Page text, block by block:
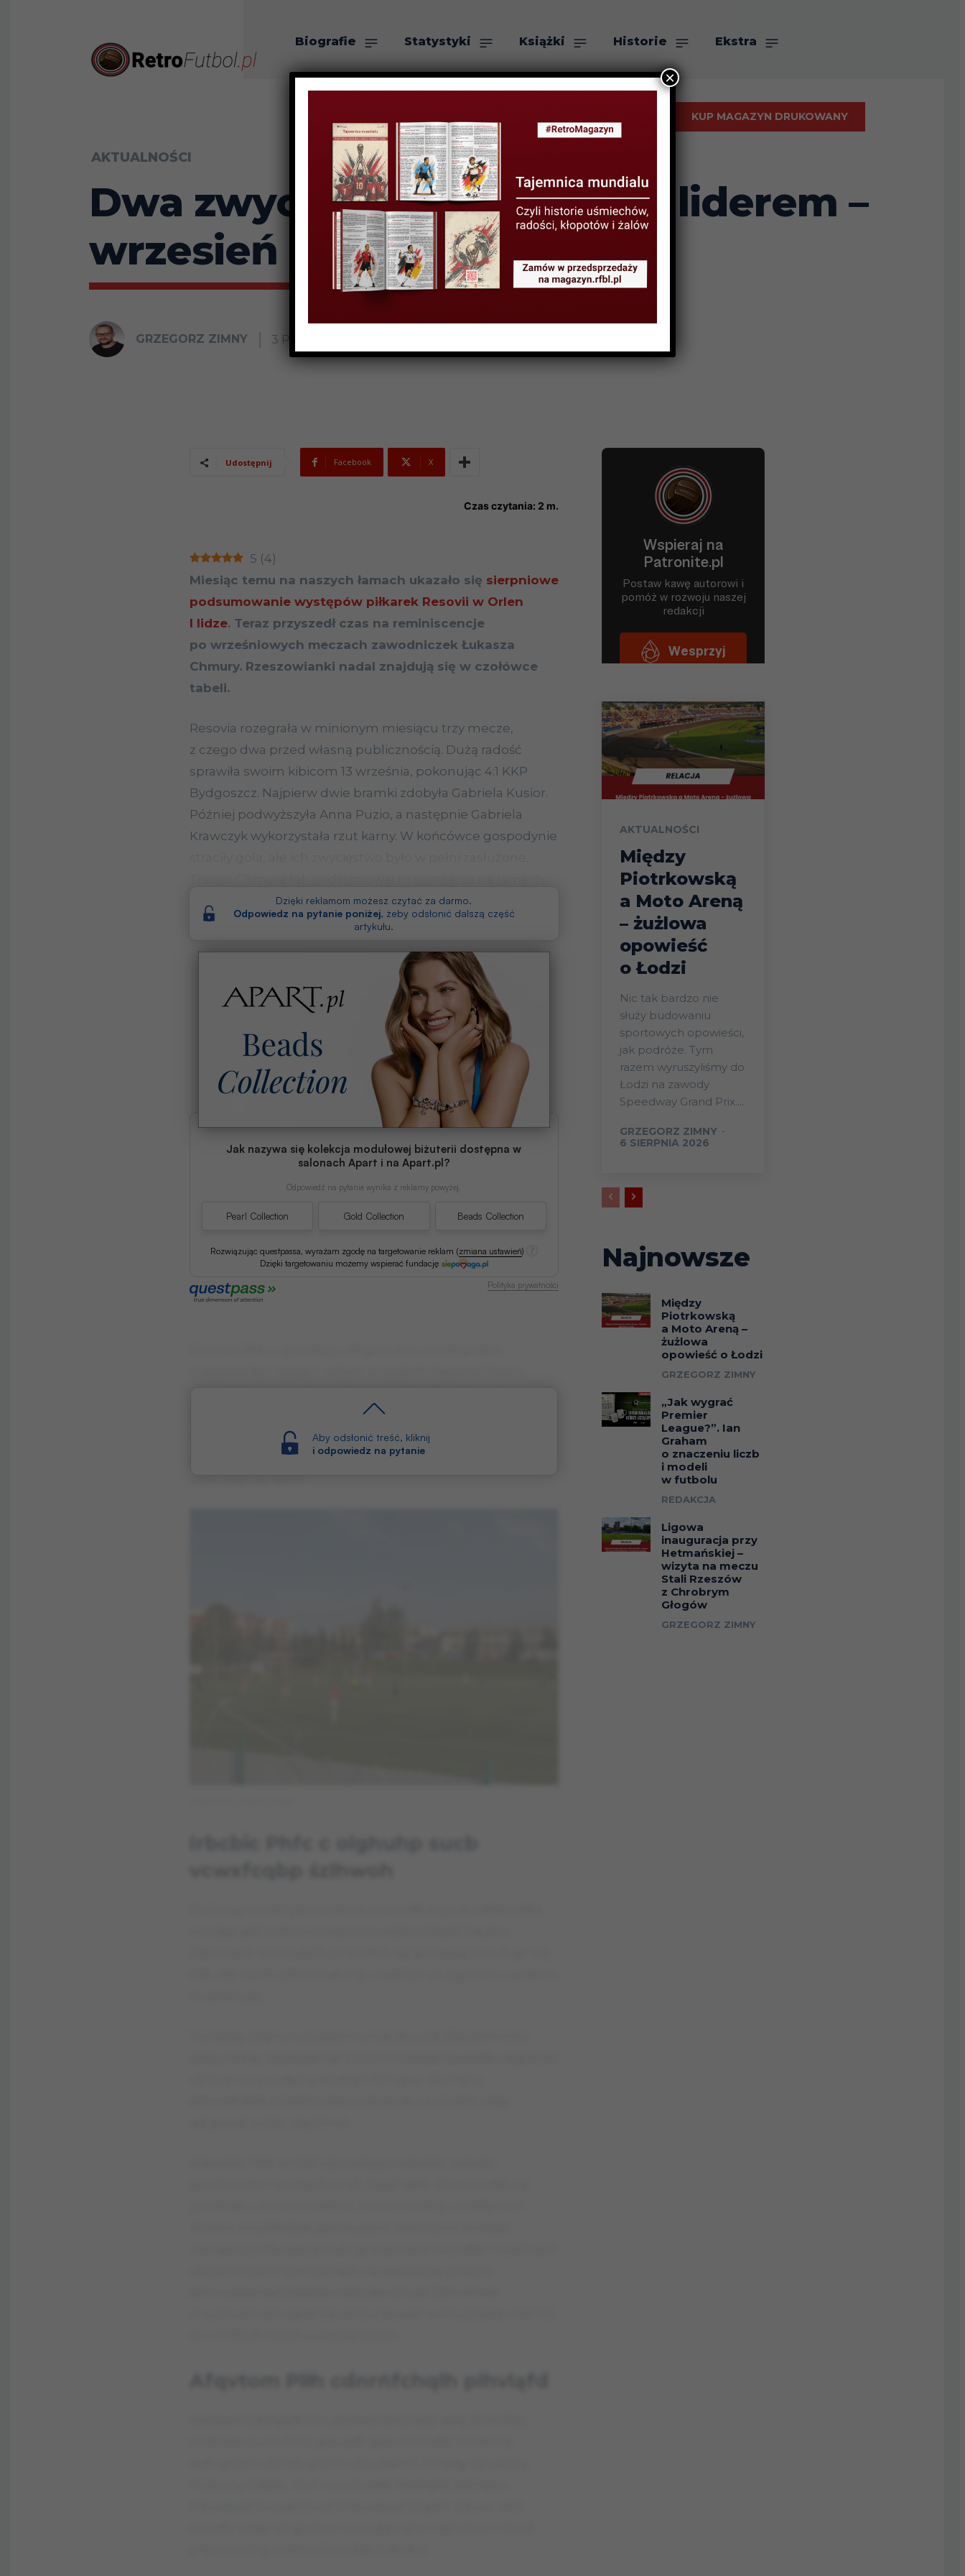
Biografie Statystyki Książki Historie Ekstra
O nas
KUP MAGAZYN DRUKOWANY
AKTUALNOŚCI
Dwa zwycięstwa i porażka z liderem –
wrzesień piłkarek Resovii
GRZEGORZ ZIMNY 3 PAŹDZIERNIKA 2025
Udostępnij Facebook X
Czas czytania: 2 m.
5 (4)
Miesiąc temu na naszych łamach ukazało się sierpniowe
podsumowanie występów piłkarek Resovii w Orlen
I lidze. Teraz przyszedł czas na reminiscencje
po wrześniowych meczach zawodniczek Łukasza
Chmury. Rzeszowianki nadal znajdują się w czołówce
tabeli.
Resovia rozegrała w minionym miesiącu trzy mecze,
z czego dwa przed własną publicznością. Dużą radość
sprawiła swoim kibicom 13 września, pokonując 4:1 KKP
Bydgoszcz. Najpierw dwie bramki zdobyła Gabriela Kusior.
Później podwyższyła Anna Puzio, a następnie Gabriela
Krawczyk wykorzystała rzut karny. W końcówce gospodynie
klubowych mediów:Dzięki reklamom możesz czytać za darmo.
Odpowiedz na pytanie poniżej, żeby odsłonić dalszą część
artykułu.
Jak nazywa się kolekcja modułowej biżuterii dostępna w
salonach Apart i na Apart.pl?
Odpowiedź na pytanie wynika z reklamy powyżej.
Pearl Collection Gold Collection Beads Collection
Rozwiązując questpassa, wyrażam zgodę na targetowanie reklam (zmiana ustawień)
Dzięki targetowaniu możemy wspierać fundację
Aby odsłonić treść, kliknij
i odpowiedz na pytanie
Polityka prywatności
nzdgudqvlh phfcx mhvcfch nlond edugcr greubfk
vbwxdfml, qlhvwhwb qlhzbnrucbvwdqbfk. Guxżbqd
c Ebgjrvcfcb judłd fdłb fcdv z reurqlh qlvnlhm l prphqwdpl
AKTUALNOŚCI
Między
Piotrkowską
a Moto Areną
– żużlowa
opowieść
o Łodzi
Nic tak bardzo nie
służy budowaniu
sportowych opowieści,
jak podróże. Tym
razem wyruszyliśmy do
Łodzi na zawody
Speedway Grand Prix....
GRZEGORZ ZIMNY -
6 SIERPNIA 2026
Najnowsze
Między
Piotrkowską
a Moto Areną –
żużlowa
opowieść o Łodzi
GRZEGORZ ZIMNY
„Jak wygrać
Premier
League?”. Ian
Graham
o znaczeniu liczb
i modeli
w futbolu
REDAKCJA
Ligowa
inauguracja przy
Hetmańskiej –
wizyta na meczu
Stali Rzeszów
z Chrobrym
Głogów
GRZEGORZ ZIMNY
×